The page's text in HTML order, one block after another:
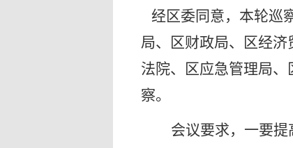
经区委同意，本轮巡
局、区财政局、区经
法院、区应急管理局
察。
会议要求，一要